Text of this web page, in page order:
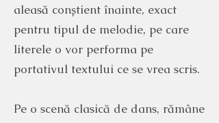
aleasă conștient înainte, exact
pentru tipul de melodie, pe care
literele o vor performa pe
portativul textului ce se vrea scris.
Pe o scenă clasică de dans, rămâne